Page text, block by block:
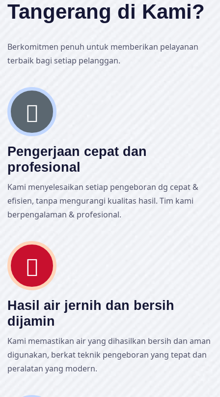
Tangerang di Kami?
Berkomitmen penuh untuk memberikan pelayanan
terbaik bagi setiap pelanggan.
Pengerjaan cepat dan
profesional
Kami menyelesaikan setiap pengeboran dg cepat &
efisien, tanpa mengurangi kualitas hasil. Tim kami
berpengalaman & profesional.
Hasil air jernih dan bersih
dijamin
Kami memastikan air yang dihasilkan bersih dan aman
digunakan, berkat teknik pengeboran yang tepat dan
peralatan yang modern.